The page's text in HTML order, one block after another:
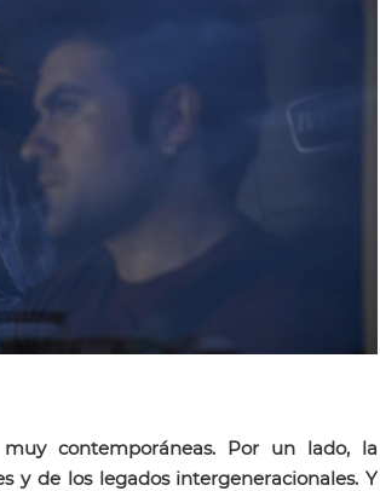
contemporáneas. Por un lado, la
y de los legados intergeneracionales. Y